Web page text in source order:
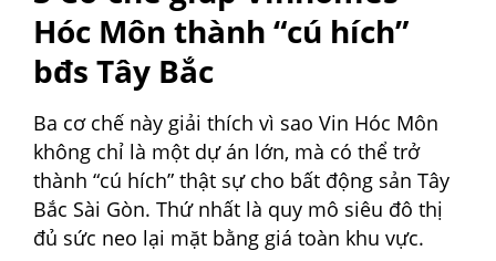
Hóc Môn thành “cú hích”
bđs Tây Bắc
Ba cơ chế này giải thích vì sao Vin Hóc Môn
không chỉ là một dự án lớn, mà có thể trở
thành “cú hích” thật sự cho bất động sản Tây
Bắc Sài Gòn. Thứ nhất là quy mô siêu đô thị
đủ sức neo lại mặt bằng giá toàn khu vực.